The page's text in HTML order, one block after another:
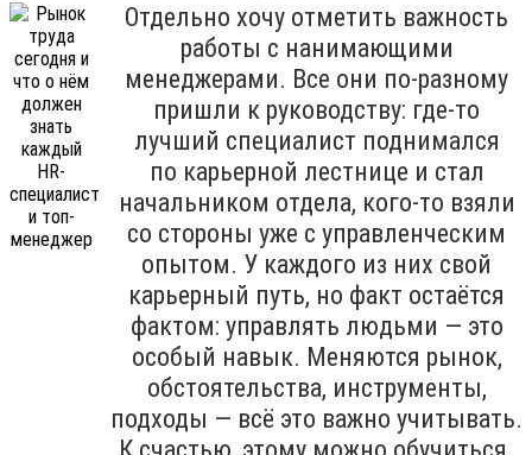
Отдельно хочу отметить важность
работы с нанимающими
менеджерами. Все они по-разному
пришли к руководству: где-то
лучший специалист поднимался
по карьерной лестнице и стал
начальником отдела, кого-то взяли
со стороны уже с управленческим
опытом. У каждого из них свой
карьерный путь, но факт остаётся
фактом: управлять людьми — это
особый навык. Меняются рынок,
обстоятельства, инструменты,
подходы — всё это важно учитывать.